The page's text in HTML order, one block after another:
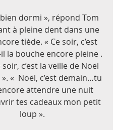
dormi », répond Tom
à pleine dent dans une
tiède. « Ce soir, c’est
il la bouche encore pleine .
soir, c’est la veille de Noël
«  Noël, c’est demain…tu
attendre une nuit
tes cadeaux mon petit
loup ».